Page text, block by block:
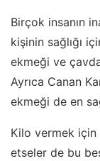
Birçok insanın
kişinin sağlığı
ekmeği ve
Ayrıca Canan
ekmeği de en
Kilo vermek için
etseler de bu